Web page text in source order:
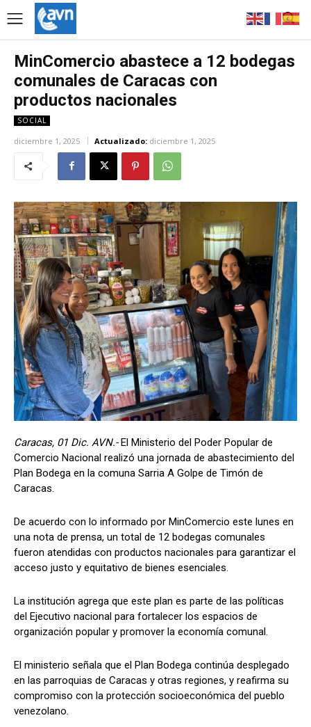
MinComercio abastece a 12 bodegas
comunales de Caracas con
productos nacionales
SOCIAL
diciembre 1, 2025 Actualizado: diciembre 1, 2025
Caracas, 01 Dic. AVN.-El Ministerio del Poder Popular de
Comercio Nacional realizó una jornada de abastecimiento del
Plan Bodega en la comuna Sarria A Golpe de Timón de
Caracas.
De acuerdo con lo informado por MinComercio este lunes en
una nota de prensa, un total de 12 bodegas comunales
fueron atendidas con productos nacionales para garantizar el
acceso justo y equitativo de bienes esenciales.
La institución agrega que este plan es parte de las políticas
del Ejecutivo nacional para fortalecer los espacios de
organización popular y promover la economía comunal.
El ministerio señala que el Plan Bodega continúa desplegado
en las parroquias de Caracas y otras regiones, y reafirma su
compromiso con la protección socioeconómica del pueblo
venezolano.